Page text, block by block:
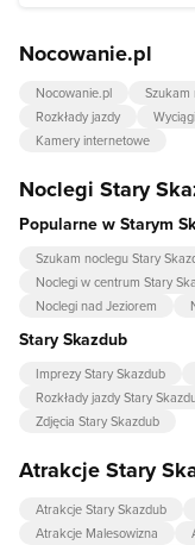
Nocowanie.pl
Nocowanie.pl Szukam
Rozkłady jazdy
Kamery internetowe
Noclegi Stary
Popularne w Starym
Szukam noclegu Stary
Noclegi w centrum Stary
Noclegi nad Jeziorem
Stary Skazdub
Imprezy Stary Skazdub
Rozkłady jazdy Stary
Zdjęcia Stary Skazdub
Atrakcje Stary
Atrakcje Stary Skazdub
Atrakcje Malesowizna